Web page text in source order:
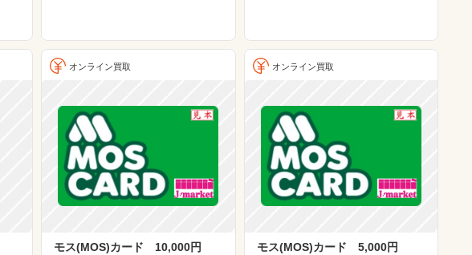
オンライン買取
モス(MOS)カード 10,000円
オンライン買取
モス(MOS)カード 5,000円